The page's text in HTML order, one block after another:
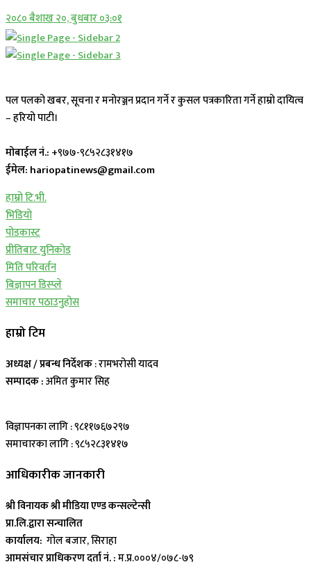
२०८० बैशाख २०, बुधबार ०३:०१
पल पलको खबर, सूचना र मनोरञ्जन प्रदान गर्ने र कुसल पत्रकारिता गर्ने हाम्रो दायित्व
– हरियो पाटी।
मोबाईल नं.: +९७७-९८५२८३१४१७
ईमेल: hariopatinews@gmail.com
हाम्रो टि.भी.
भिडियो
पोडकास्ट
प्रीतिबाट युनिकोड
मिति परिवर्तन
बिज्ञापन डिस्प्ले
समाचार पठाउनुहोस
हाम्रो टिम
अध्यक्ष / प्रबन्ध निर्देशक: रामभरोसी यादव
सम्पादक :अमित कुमार सिह
विज्ञापनका लागि : ९८११७६७२९७
समाचारका लागि : ९८५२८३१४१७
आधिकारीक जानकारी
श्री विनायक श्री मीडिया एण्ड कन्सल्टेन्सी
प्रा.लि.द्वारा सन्चालित
कार्यालय: गोल बजार, सिराहा
आमसंचार प्राधिकरण दर्ता नं. :म.प्र.०००४/०७८-७९